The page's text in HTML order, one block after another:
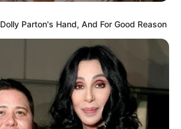
Parton's Hand, And For Good Reason